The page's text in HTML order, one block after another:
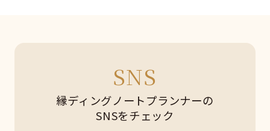
SNS
縁ディングノートプランナーの
SNSをチェック